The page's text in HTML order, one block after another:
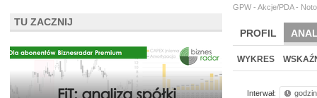
GPW - Akcje/PDA -
PROFIL
BR LAB
WYKRES
Interwał:
TU ZACZNIJ